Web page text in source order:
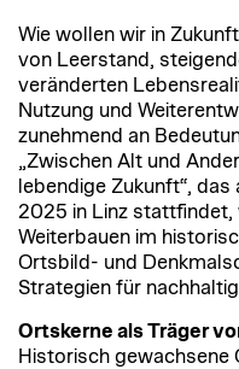
Wie wollen wir in
von Leerstand,
veränderten
Nutzung und
zunehmend an
„Zwischen Alt und
lebendige Zukunft“,
2025 in Linz
Weiterbauen im
Ortsbild- und
Strategien für
Ortskerne als Träger
Historisch gewachsene